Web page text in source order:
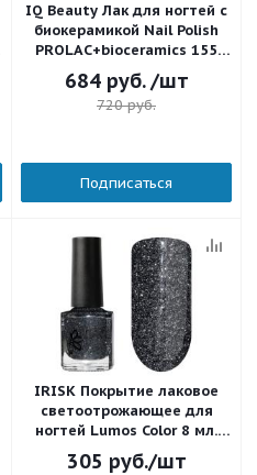
IQ Beauty Лак для ногтей с
биокерамикой Nail Polish
PROLAC+bioceramics 155
Blaze 12,5 мл.
684руб. /шт
720руб.
Подписаться
IRISK Покрытие лаковое
светоотрожающее для
ногтей Lumos Color 8 мл.
Д601-12 (009)
305 руб./шт